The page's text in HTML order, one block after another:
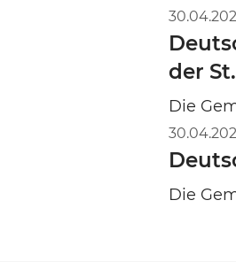
der
Die
Die